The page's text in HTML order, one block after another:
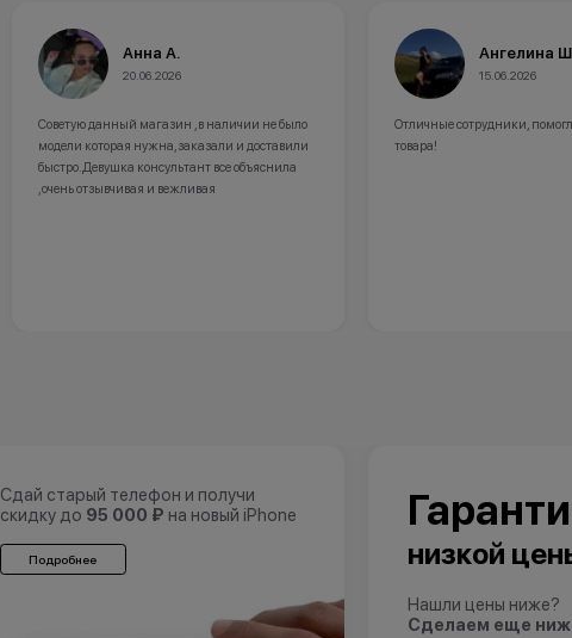
15.06.2026
Отличные сотрудники, помогли с выбором
товара!
Купили телефон в
Сдай старый телефон и получи
скидку до 95 000 ₽ на новый iPhone
Подробнее низкой
Нашли цены ниже?
Сделаем еще